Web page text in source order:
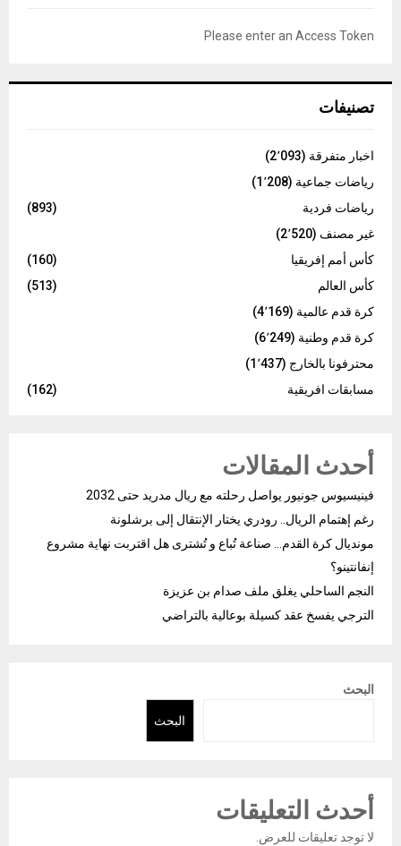
C
Please enter an Access Token
تصنيفات
اخبار متفرقة (2٬093)
رياضات جماعية (1٬208)
رياضات فردية
(893)
غير مصنف (2٬520)
كأس أمم إفريقيا
(160)
كأس العالم
(513)
كرة قدم عالمية (4٬169)
كرة قدم وطنية (6٬249)
محترفونا بالخارج (1٬437)
مسابقات افريقية
(162)
أحدث المقالات
فينيسيوس جونيور يواصل رحلته مع ريال مدريد حتى 2032
رغم إهتمام الريال.. رودري يختار الإنتقال إلى برشلونة
مونديال كرة القدم… صناعة تُباع و تُشترى هل اقتربت نهاية مشروع
إنفانتينو؟
النجم الساحلي يغلق ملف صدام بن عزيزة
الترجي يفسخ عقد كسيلة بوعالية بالتراضي
البحث
البحث
أحدث التعليقات
لا توجد تعليقات للعرض.